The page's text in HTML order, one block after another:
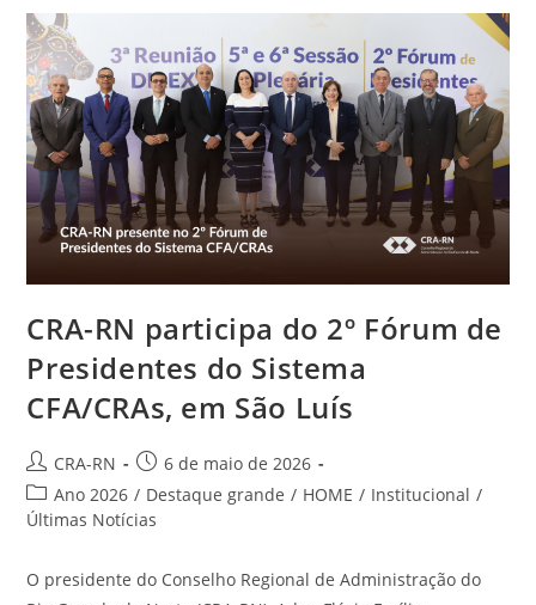
Fortalecimento
Da
Gestão
No
ERPA
Nordeste
2026
CRA-RN participa do 2º Fórum de
Presidentes do Sistema
CFA/CRAs, em São Luís
Autor
do
post:
CRA-RN
Post
publicado:
6 de maio de 2026
Categoria
do
Ano 2026 / Destaque grande / HOME / Institucional /
Últimas Notícias
O presidente do Conselho Regional de Administração do